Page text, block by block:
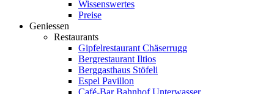
Wissenswertes
Preise
Geniessen
Restaurants
Gipfelrestaurant Chäserrugg
Bergrestaurant Iltios
Berggasthaus Stöfeli
Espel Pavillon